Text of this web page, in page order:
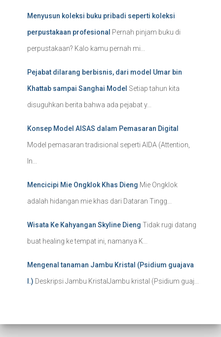
Menyusun koleksi buku pribadi seperti koleksi
perpustakaan profesional Pernah pinjam buku di
perpustakaan? Kalo kamu pernah mi...
Pejabat dilarang berbisnis, dari model Umar bin
Khattab sampai Sanghai Model Setiap tahun kita
disuguhkan berita bahwa ada pejabat y...
Konsep Model AISAS dalam Pemasaran Digital
Model pemasaran tradisional seperti AIDA (Attention,
In...
Mencicipi Mie Ongklok Khas Dieng Mie Ongklok
adalah hidangan mie khas dari Dataran Tingg...
Wisata Ke Kahyangan Skyline Dieng Tidak rugi datang
buat healing ke tempat ini, namanya K...
Mengenal tanaman Jambu Kristal (Psidium guajava
l.) Deskripsi Jambu KristalJambu kristal (Psidium guaj...